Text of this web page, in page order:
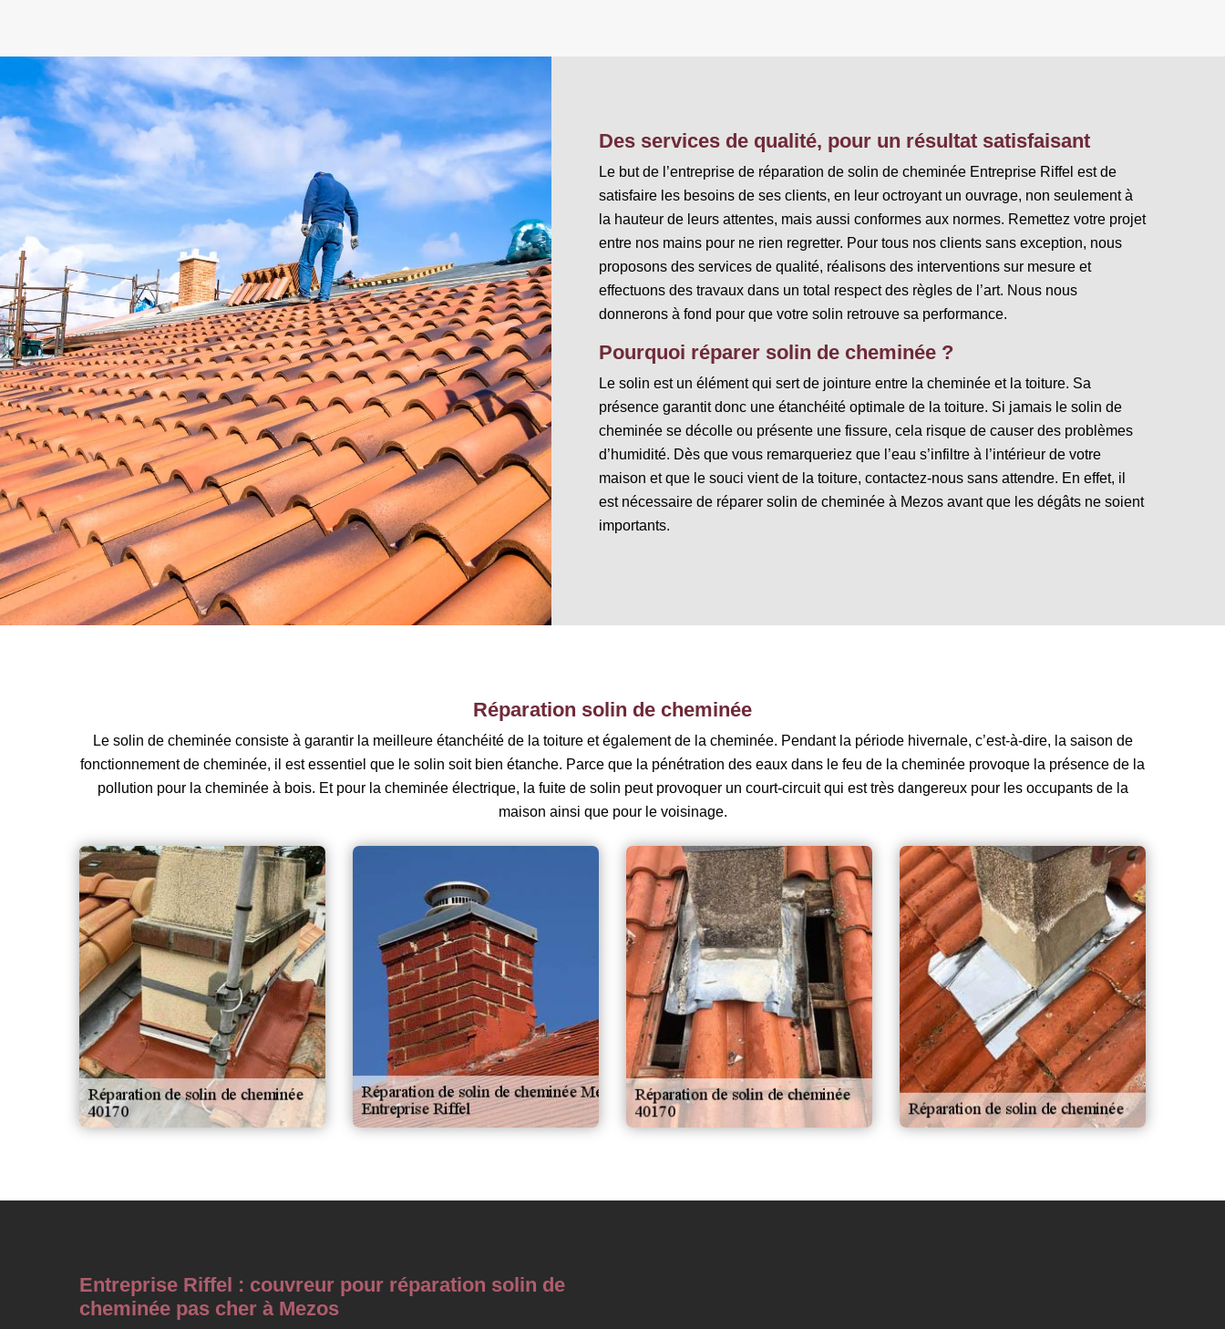
Des services de qualité, pour un résultat satisfaisant
Le but de l’entreprise de réparation de solin de cheminée Entreprise Riffel est de
satisfaire les besoins de ses clients, en leur octroyant un ouvrage, non seulement à
la hauteur de leurs attentes, mais aussi conformes aux normes. Remettez votre projet
entre nos mains pour ne rien regretter. Pour tous nos clients sans exception, nous
proposons des services de qualité, réalisons des interventions sur mesure et
effectuons des travaux dans un total respect des règles de l’art. Nous nous
donnerons à fond pour que votre solin retrouve sa performance.
Pourquoi réparer solin de cheminée ?
Le solin est un élément qui sert de jointure entre la cheminée et la toiture. Sa
présence garantit donc une étanchéité optimale de la toiture. Si jamais le solin de
cheminée se décolle ou présente une fissure, cela risque de causer des problèmes
d’humidité. Dès que vous remarqueriez que l’eau s’infiltre à l’intérieur de votre
maison et que le souci vient de la toiture, contactez-nous sans attendre. En effet, il
est nécessaire de réparer solin de cheminée à Mezos avant que les dégâts ne soient
importants.
Réparation solin de cheminée
Le solin de cheminée consiste à garantir la meilleure étanchéité de la toiture et également de la cheminée. Pendant la période hivernale, c’est-à-dire, la saison de
fonctionnement de cheminée, il est essentiel que le solin soit bien étanche. Parce que la pénétration des eaux dans le feu de la cheminée provoque la présence de la
pollution pour la cheminée à bois. Et pour la cheminée électrique, la fuite de solin peut provoquer un court-circuit qui est très dangereux pour les occupants de la
maison ainsi que pour le voisinage.
Entreprise Riffel : couvreur pour réparation solin de
cheminée pas cher à Mezos